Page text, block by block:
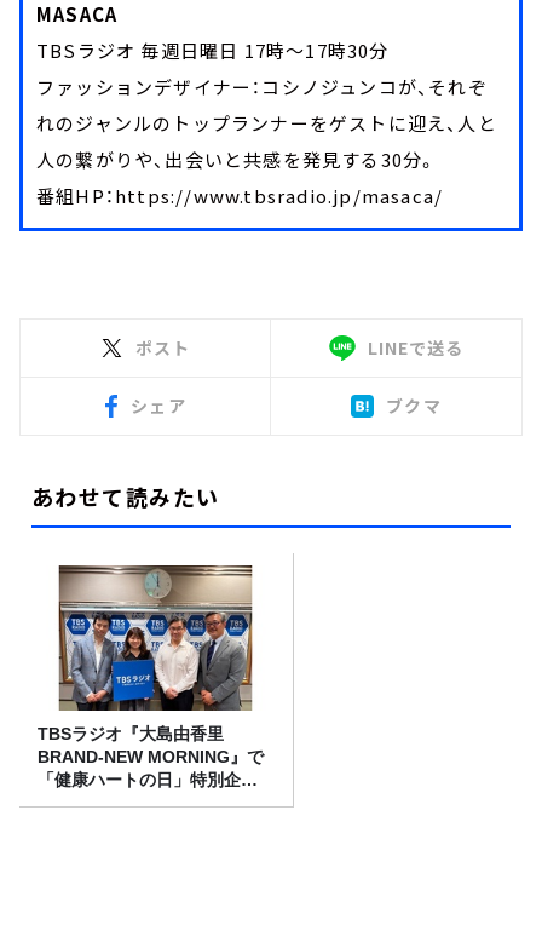
MASACA
TBSラジオ 毎週日曜日 17時～17時30分
ファッションデザイナー：コシノジュンコが、それぞ
れのジャンルのトップランナーをゲストに迎え、人と
人の繋がりや、出会いと共感を発見する30分。
番組HP：https://www.tbsradio.jp/masaca/
ポスト LINEで送る
シェア ブクマ
あわせて読みたい
TBSラジオ『大島由香里
BRAND-NEW MORNING』で
「健康ハートの日」特別企画
を8/10（月）に放送